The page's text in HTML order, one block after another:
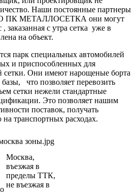
Наши постоянные партнеры
ПК МЕТАЛЛОСЕТКА они могут
заказанная с утра сетка уже в
на объект.
парк специальных автомобилей
и приспособленных для
сетки. Они имеют нарощеные борта
что позволяет перевозить
сетки нежели стандартные
Это позволяет нашим
поставок, получать
транспортных расходах.
Москва,
въезжая в
пределы ТТК,
не въезжая в